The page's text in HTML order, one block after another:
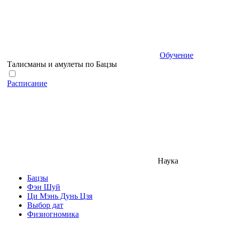
Обучение
Талисманы и амулеты по Бацзы
Расписание
Наука
Бацзы
Фэн Шуй
Ци Мэнь Дунь Цзя
Выбор дат
Физиогномика